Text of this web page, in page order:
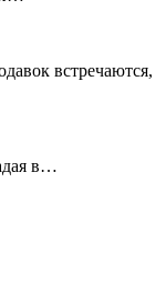
встречаются,
в…